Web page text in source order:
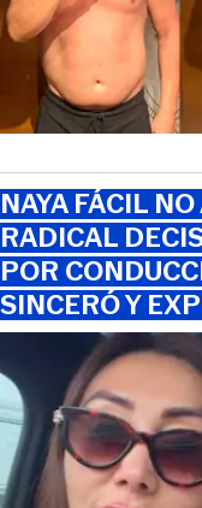
NAYA FÁCIL
RADICAL
POR
SINCERÓ Y